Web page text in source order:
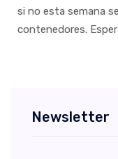
si no esta semana
contenedores.
Newsletter